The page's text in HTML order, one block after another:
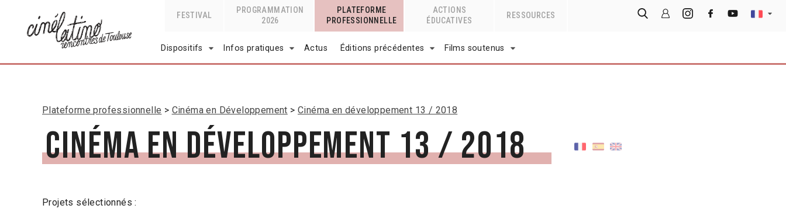
FESTIVAL
PROGRAMMATION
2026
PLATEFORME
PROFESSIONNELLE
ACTIONS
ÉDUCATIVES
RESSOURCES
Dispositifs Infos pratiques Actus Éditions précédentes Films soutenus
Plateforme professionnelle Cinéma en Développement Cinéma en développement 13 / 2018
Cinéma en développement 13 / 2018
Projets sélectionnés :